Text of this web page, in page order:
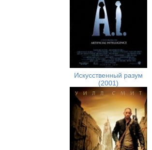
Искусственный разум
(2001)